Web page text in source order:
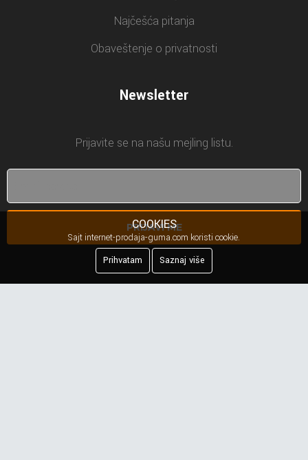
Najčešća pitanja
Obaveštenje o privatnosti
Newsletter
Prijavite se na našu mejling listu.
PRIJAVI ME
COOKIES
Sajt internet-prodaja-guma.com koristi cookie.
Prihvatam
Saznaj više